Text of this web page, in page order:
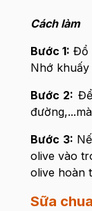
Cách làm
Bước 1: Đổ
Nhớ
Bước 2:
Bước 3:
olive vào
olive hoàn
Sữa